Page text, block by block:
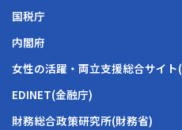
国税庁
内閣府
女性の活躍・両立支援総合サイト
EDINET(金融庁)
財務総合政策研究所(財務省)